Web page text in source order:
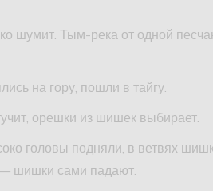
шумит. Тым-река от одной
на гору, пошли в тайгу.
орешки из шишек выбирает.
головы подняли, в ветвях
шишки сами падают.